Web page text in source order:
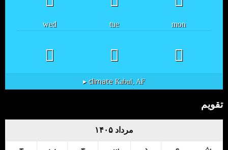
mon
tue
wed
Kabul, AF
climate ▸
تقویم
مرداد ۱۴۰۵